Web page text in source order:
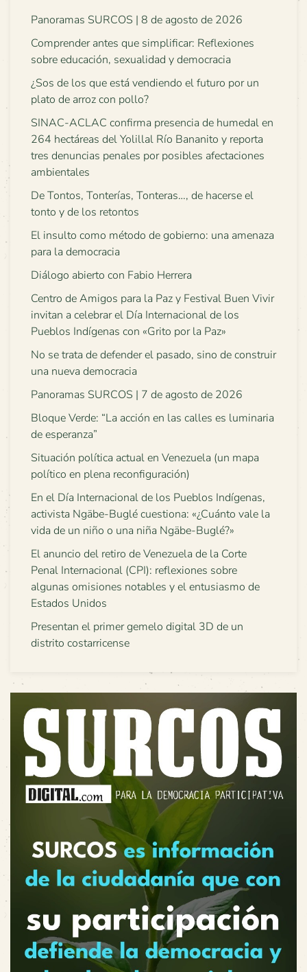
Panoramas SURCOS | 8 de agosto de 2026
Comprender antes que simplificar: Reflexiones
sobre educación, sexualidad y democracia
¿Sos de los que está vendiendo el futuro por un
plato de arroz con pollo?
SINAC-ACLAC confirma presencia de humedal en
264 hectáreas del Yolillal Río Bananito y reporta
tres denuncias penales por posibles afectaciones
ambientales
De Tontos, Tonterías, Tonteras…, de hacerse el
tonto y de los retontos
El insulto como método de gobierno: una amenaza
para la democracia
Diálogo abierto con Fabio Herrera
Centro de Amigos para la Paz y Festival Buen Vivir
invitan a celebrar el Día Internacional de los
Pueblos Indígenas con «Grito por la Paz»
No se trata de defender el pasado, sino de construir
una nueva democracia
Panoramas SURCOS | 7 de agosto de 2026
Bloque Verde: “La acción en las calles es luminaria
de esperanza”
Situación política actual en Venezuela (un mapa
político en plena reconfiguración)
En el Día Internacional de los Pueblos Indígenas,
activista Ngäbe-Buglé cuestiona: «¿Cuánto vale la
vida de un niño o una niña Ngäbe-Buglé?»
El anuncio del retiro de Venezuela de la Corte
Penal Internacional (CPI): reflexiones sobre
algunas omisiones notables y el entusiasmo de
Estados Unidos
Presentan el primer gemelo digital 3D de un
distrito costarricense